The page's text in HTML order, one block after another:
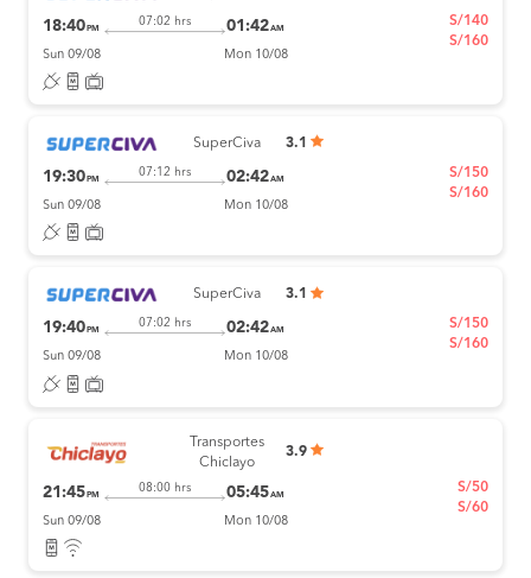
18:40 PM
07:02 hrs 01:42AM
Sun 09/08 Mon 10/08
S/140
S/160
SuperCiva 3.1
19:30 PM
07:12 hrs 02:42AM
Sun 09/08 Mon 10/08
S/150
S/160
SuperCiva 3.1
19:40 PM
07:02 hrs 02:42AM
Sun 09/08 Mon 10/08
S/150
S/160
Transportes
Chiclayo
3.9
21:45 PM
08:00 hrs 05:45AM
Sun 09/08 Mon 10/08
S/50
S/60